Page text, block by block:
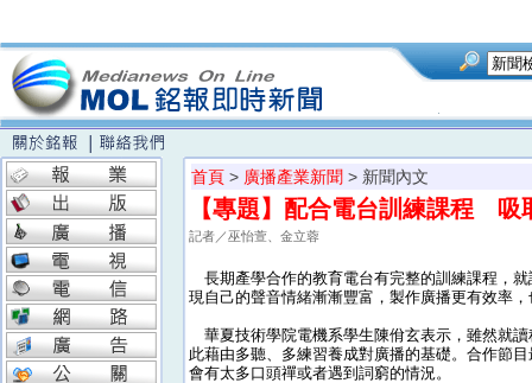
首頁 > 廣播產業新聞 > 新聞內文
【專題】配合電台訓練課程 吸
記者／巫怡萱、金立蓉
長期產學合作的教育電台有完整的訓練課程，
現自己的聲音情緒漸漸豐富，製作廣播更有效率
華夏技術學院電機系學生陳佾玄表示，雖然就
此藉由多聽、多練習養成對廣播的基礎。合作節
會有太多口頭禪或者遇到詞窮的情況。